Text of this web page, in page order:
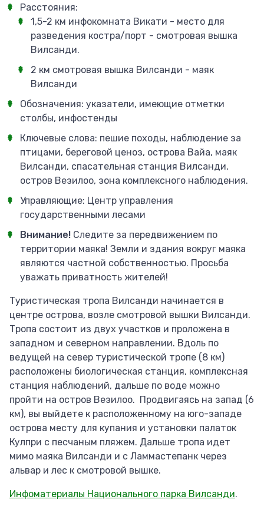
Расстояния:
1,5-2 км инфокомната Викати - место для
разведения костра/порт - смотровая вышка
Вилсанди.
2 км смотровая вышка Вилсанди - маяк
Вилсанди
Обозначения: указатели, имеющие отметки
столбы, инфостенды
Ключевые слова: пешие походы, наблюдение за
птицами, береговой ценоз, острова Вайа, маяк
Вилсанди, спасательная станция Вилсанди,
остров Везилоо, зона комплексного наблюдения.
Управляющие: Центр управления
государственными лесами
Внимание! Следите за передвижением по
территории маяка! Земли и здания вокруг маяка
являются частной собственностью. Просьба
уважать приватность жителей!
Туристическая тропа Вилсанди начинается в
центре острова, возле смотровой вышки Вилсанди.
Тропа состоит из двух участков и проложена в
западном и северном направлении. Вдоль по
ведущей на север туристической тропе (8 км)
расположены биологическая станция, комплексная
станция наблюдений, дальше по воде можно
пройти на остров Везилоо. Продвигаясь на запад (6
км), вы выйдете к расположенному на юго-западе
острова месту для купания и установки палаток
Кулпри с песчаным пляжем. Дальше тропа идет
мимо маяка Вилсанди и с Ламмастепанк через
альвар и лес к смотровой вышке.
Инфоматериалы Национального парка Вилсанди.